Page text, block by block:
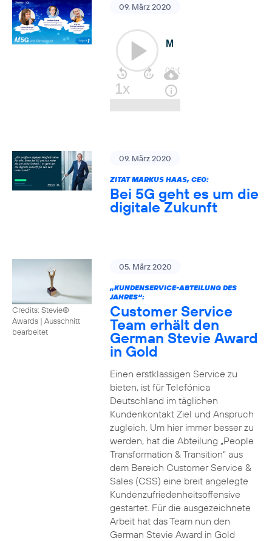
09. März 2020
09. März 2020
ZITAT MARKUS HAAS, CEO:
Bei 5G geht es um die
digitale Zukunft
Credits: Stevie®
Awards | Ausschnitt
bearbeitet
05. März 2020
„KUNDENSERVICE-ABTEILUNG DES
JAHRES“:
Customer Service
Team erhält den
German Stevie Award
in Gold
Einen erstklassigen Service zu
bieten, ist für Telefónica
Deutschland im täglichen
Kundenkontakt Ziel und Anspruch
zugleich. Um hier immer besser zu
werden, hat die Abteilung „People
Transformation & Transition“ aus
dem Bereich Customer Service &
Sales (CSS) eine breit angelegte
Kundenzufriedenheitsoffensive
gestartet. Für die ausgezeichnete
Arbeit hat das Team nun den
German Stevie Award in Gold